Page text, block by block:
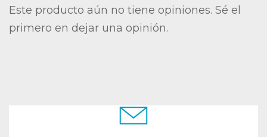
Este producto aún no tiene opiniones. Sé el
primero en dejar una opinión.